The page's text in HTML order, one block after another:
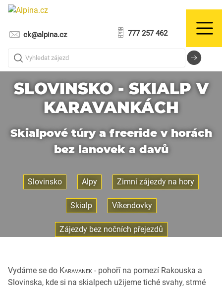
ck@alpina.cz 777 257 462
Vyhledat zájezd
SLOVINSKO - SKIALP V
KARAVANKÁCH
Skialpové túry a freeride v horách
bez lanovek a davů
Slovinsko Alpy Zimní zájezdy na hory
Skialp Víkendovky
Zájezdy bez nočních přejezdů
Vydáme se do Karavanek - pohoří na pomezí Rakouska a
Slovinska, kde si na skialpech užijeme tiché svahy, strmé